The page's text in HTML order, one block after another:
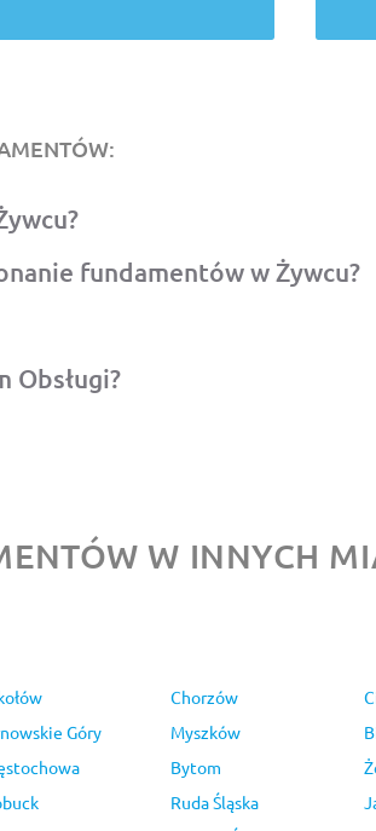
fundamentów w Żywcu?
Obsługi?
W INNYCH
Chorzów
Góry Myszków
Bytom
Ruda Śląska